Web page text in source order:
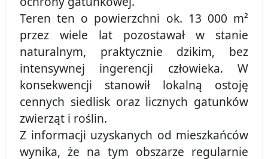
Teren ten o powierzchni ok. 13 000 m²
przez wiele lat pozostawał w stanie
naturalnym, praktycznie dzikim, bez
intensywnej ingerencji człowieka. W
konsekwencji stanowił lokalną ostoję
cennych siedlisk oraz licznych gatunków
zwierząt i roślin.
Z informacji uzyskanych od mieszkańców
wynika, że na tym obszarze regularnie